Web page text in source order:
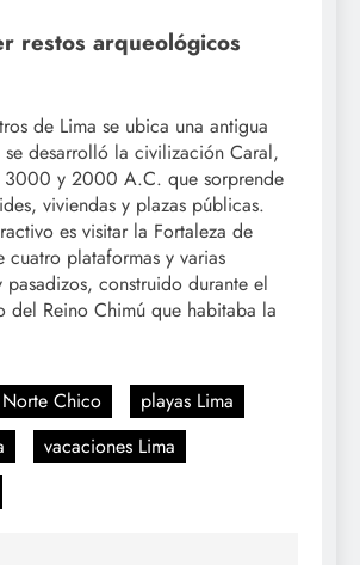
restos arqueológicos
de Lima se ubica una antigua
desarrolló la civilización Caral,
3000 y 2000 A.C. que sorprende
viviendas y plazas públicas.
es visitar la Fortaleza de
cuatro plataformas y varias
pasadizos, construido durante el
del Reino Chimú que habitaba la
Norte Chico
playas Lima
vacaciones Lima